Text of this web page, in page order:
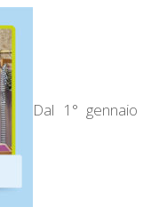
Dal 1° gennaio